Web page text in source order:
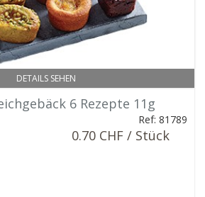
DETAILS SEHEN
6 Rezepte 11g
Ref: 81789
0.70 CHF / Stück